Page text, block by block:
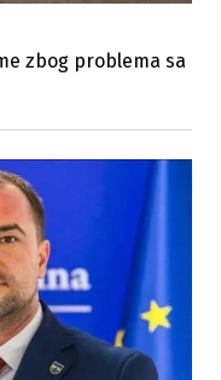
zbog problema sa